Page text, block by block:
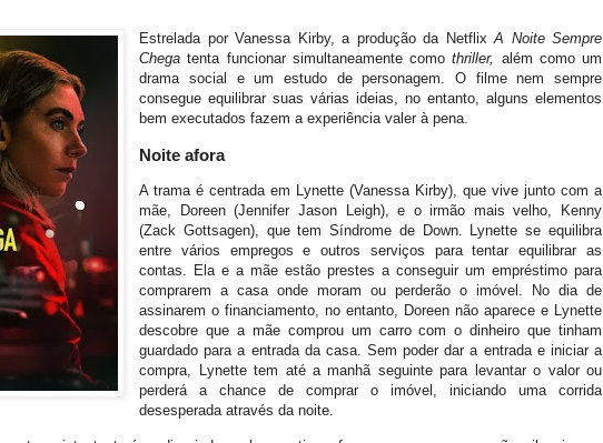
Estrelada por Vanessa Kirby, a produção da NetflixA Noite Sempre
Chega tenta funcionar simultaneamente comothriller, além como um
drama social e um estudo de personagem. O filme nem sempre
consegue equilibrar suas várias ideias, no entanto, alguns elementos
bem executados fazem a experiência valer à pena.
Noite afora
A trama é centrada em Lynette (Vanessa Kirby), que vive junto com a
mãe, Doreen (Jennifer Jason Leigh), e o irmão mais velho, Kenny
(Zack Gottsagen), que tem Síndrome de Down. Lynette se equilibra
entre vários empregos e outros serviços para tentar equilibrar as
contas. Ela e a mãe estão prestes a conseguir um empréstimo para
comprarem a casa onde moram ou perderão o imóvel. No dia de
assinarem o financiamento, no entanto, Doreen não aparece e Lynette
descobre que a mãe comprou um carro com o dinheiro que tinham
guardado para a entrada da casa. Sem poder dar a entrada e iniciar a
compra, Lynette tem até a manhã seguinte para levantar o valor ou
perderá a chance de comprar o imóvel, iniciando uma corrida
desesperada através da noite.